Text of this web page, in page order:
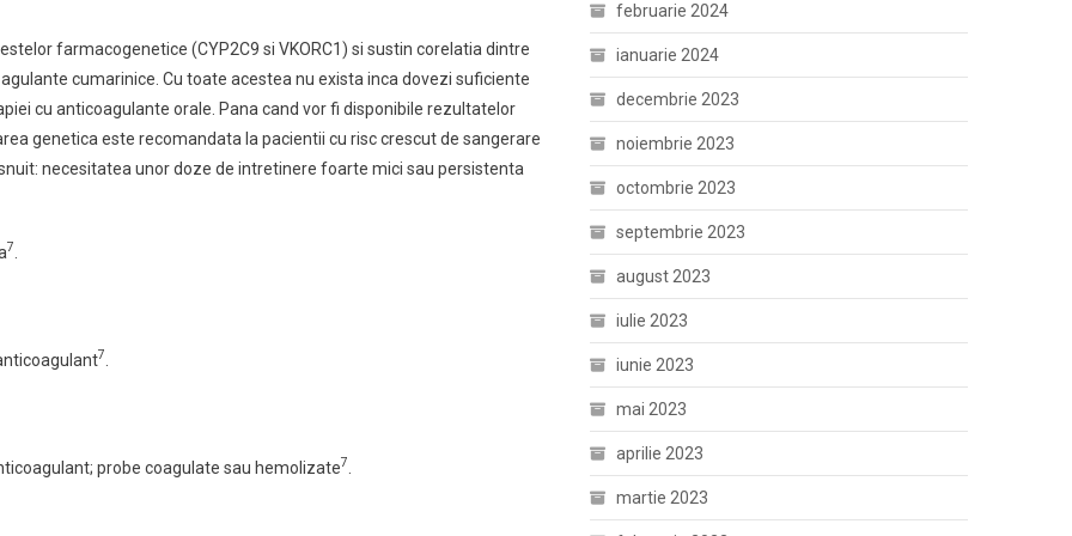
farmacogenetice (CYP2C9 si VKORC1) si sustin corelatia dintre
cumarinice. Cu toate acestea nu exista inca dovezi suficiente
cu anticoagulante orale. Pana cand vor fi disponibile rezultatelor
genetica este recomandata la pacientii cu risc crescut de sangerare
necesitatea unor doze de intretinere foarte mici sau persistenta
7
7
probe coagulate sau hemolizate7
februarie 2024
ianuarie 2024
decembrie 2023
noiembrie 2023
octombrie 2023
septembrie 2023
august 2023
iulie 2023
iunie 2023
mai 2023
aprilie 2023
martie 2023